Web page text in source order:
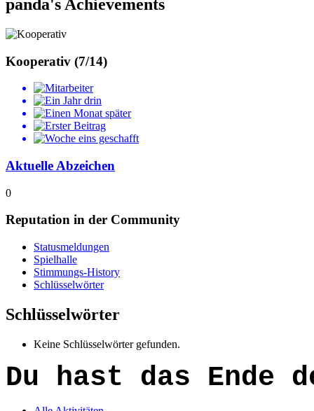
panda's Achievements
Kooperativ (7/14)
Aktuelle Abzeichen
0
Reputation in der Community
Statusmeldungen
Spielhalle
Stimmungs-History
Schlüsselwörter
Schlüsselwörter
Keine Schlüsselwörter gefunden.
Du hast das